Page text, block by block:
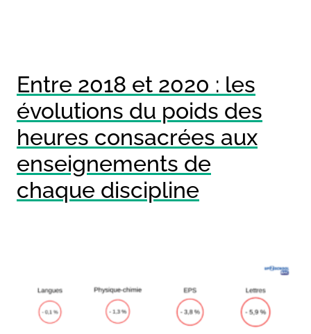
Entre 2018 et 2020 : les
évolutions du poids des
heures consacrées aux
enseignements de
chaque discipline